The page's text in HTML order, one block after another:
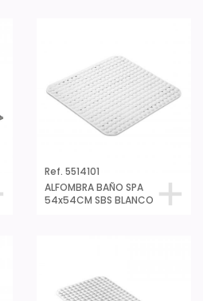
Ref. 5514101
ALFOMBRA BAÑO SPA
54x54CM SBS BLANCO